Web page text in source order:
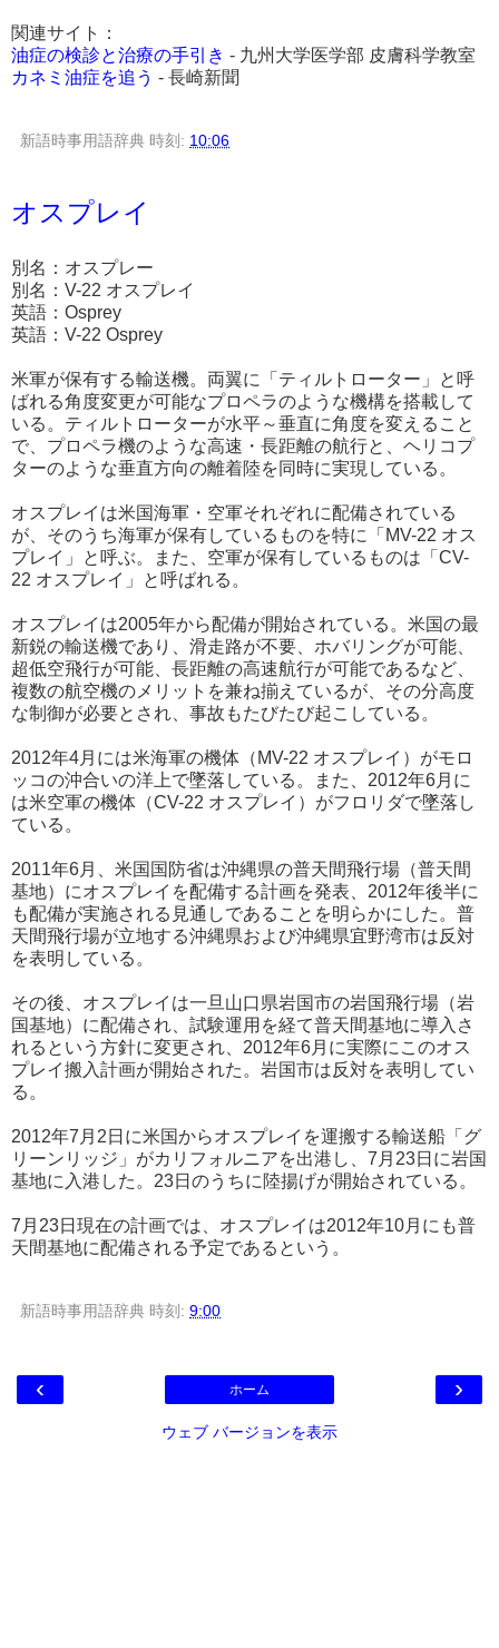
関連サイト：
油症の検診と治療の手引き - 九州大学医学部 皮膚科学教室
カネミ油症を追う - 長崎新聞
新語時事用語辞典 時刻: 10:06
オスプレイ
別名：オスプレー
別名：V-22 オスプレイ
英語：Osprey
英語：V-22 Osprey
米軍が保有する輸送機。両翼に「ティルトローター」と呼
ばれる角度変更が可能なプロペラのような機構を搭載して
いる。ティルトローターが水平～垂直に角度を変えること
で、プロペラ機のような高速・長距離の航行と、ヘリコプ
ターのような垂直方向の離着陸を同時に実現している。
オスプレイは米国海軍・空軍それぞれに配備されている
が、そのうち海軍が保有しているものを特に「MV-22 オス
プレイ」と呼ぶ。また、空軍が保有しているものは「CV-
22 オスプレイ」と呼ばれる。
オスプレイは2005年から配備が開始されている。米国の最
新鋭の輸送機であり、滑走路が不要、ホバリングが可能、
超低空飛行が可能、長距離の高速航行が可能であるなど、
複数の航空機のメリットを兼ね揃えているが、その分高度
な制御が必要とされ、事故もたびたび起こしている。
2012年4月には米海軍の機体（MV-22 オスプレイ）がモロ
ッコの沖合いの洋上で墜落している。また、2012年6月に
は米空軍の機体（CV-22 オスプレイ）がフロリダで墜落し
ている。
2011年6月、米国国防省は沖縄県の普天間飛行場（普天間
基地）にオスプレイを配備する計画を発表、2012年後半に
も配備が実施される見通しであることを明らかにした。普
天間飛行場が立地する沖縄県および沖縄県宜野湾市は反対
を表明している。
その後、オスプレイは一旦山口県岩国市の岩国飛行場（岩
国基地）に配備され、試験運用を経て普天間基地に導入さ
れるという方針に変更され、2012年6月に実際にこのオス
プレイ搬入計画が開始された。岩国市は反対を表明してい
る。
2012年7月2日に米国からオスプレイを運搬する輸送船「グ
リーンリッジ」がカリフォルニアを出港し、7月23日に岩国
基地に入港した。23日のうちに陸揚げが開始されている。
7月23日現在の計画では、オスプレイは2012年10月にも普
天間基地に配備される予定であるという。
新語時事用語辞典 時刻: 9:00
‹ ›
ホーム
ウェブ バージョンを表示